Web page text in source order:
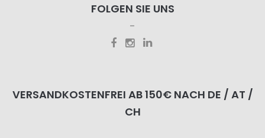
FOLGEN SIE UNS
VERSANDKOSTENFREI AB 150€ NACH DE / AT /
CH